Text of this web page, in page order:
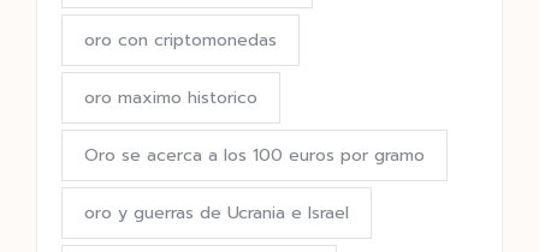
oro con criptomonedas
oro maximo historico
Oro se acerca a los 100 euros por gramo
oro y guerras de Ucrania e Israel